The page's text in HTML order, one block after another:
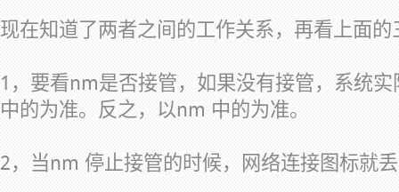
现在知道了两者之间的工作关系，再看上面的
1，要看nm是否接管，如果没有接管，系统
中的为准。反之，以nm 中的为准。
2，当nm 停止接管的时候，网络连接图标就